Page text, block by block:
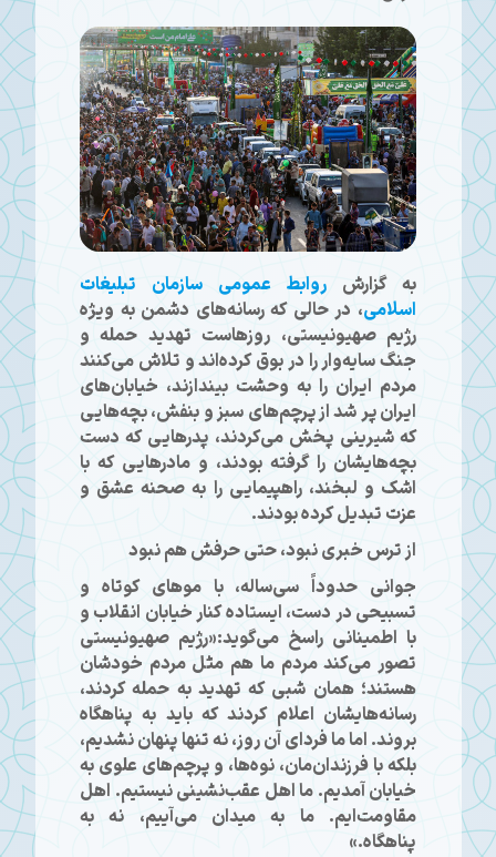
به گزارش روابط عمومی سازمان تبلیغات
اسلامی، در حالی که رسانه‌های دشمن به‌ ویژه
رژیم صهیونیستی، روزهاست تهدید حمله و
جنگ سایه‌وار را در بوق کرده‌اند و تلاش می‌کنند
مردم ایران را به وحشت بیندازند، خیابان‌های
ایران پر شد از پرچم‌های سبز و بنفش، بچه‌هایی
که شیرینی پخش می‌کردند، پدرهایی که دست
بچه‌هایشان را گرفته بودند، و مادرهایی که با
اشک و لبخند، راهپیمایی را به صحنه عشق و
عزت تبدیل کرده بودند.
از ترس خبری نبود، حتی حرفش هم نبود
جوانی حدوداً سی‌ساله، با موهای کوتاه و
تسبیحی در دست، ایستاده کنار خیابان انقلاب و
با اطمینانی راسخ می‌گوید:«رژیم صهیونیستی
تصور می‌کند مردم ما هم مثل مردم خودشان
هستند؛ همان شبی که تهدید به حمله کردند،
رسانه‌هایشان اعلام کردند که باید به پناهگاه
بروند. اما ما فردای آن روز، نه‌ تنها پنهان نشدیم،
بلکه با فرزندان‌مان، نوه‌ها، و پرچم‌های علوی به
خیابان آمدیم. ما اهل عقب‌نشینی نیستیم. اهل
مقاومت‌ایم. ما به میدان می‌آییم، نه به
پناهگاه.»